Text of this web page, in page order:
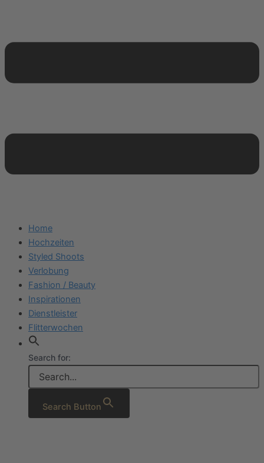
Home
Hochzeiten
Styled Shoots
Verlobung
Fashion / Beauty
Inspirationen
Dienstleister
Flitterwochen
Search for:
Search Button